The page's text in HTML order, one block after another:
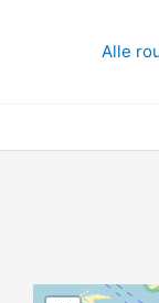
Alle